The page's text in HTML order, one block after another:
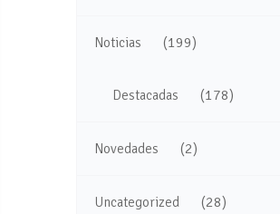
Noticias (199)
Destacadas (178)
Novedades (2)
Uncategorized (28)